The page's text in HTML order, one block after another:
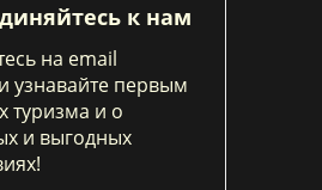
к нам
на email
узнавайте первым
туризма и о
и выгодных